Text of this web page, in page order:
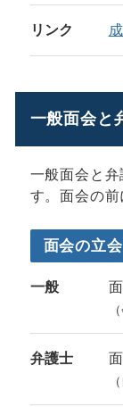
リンク
一般面会と
一般面会と
す。面会の前
面会の立
一般
弁護士